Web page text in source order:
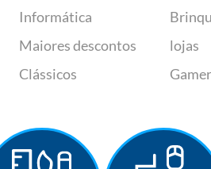
Informática
Maiores descontos
Clássicos
lojas
Gamer